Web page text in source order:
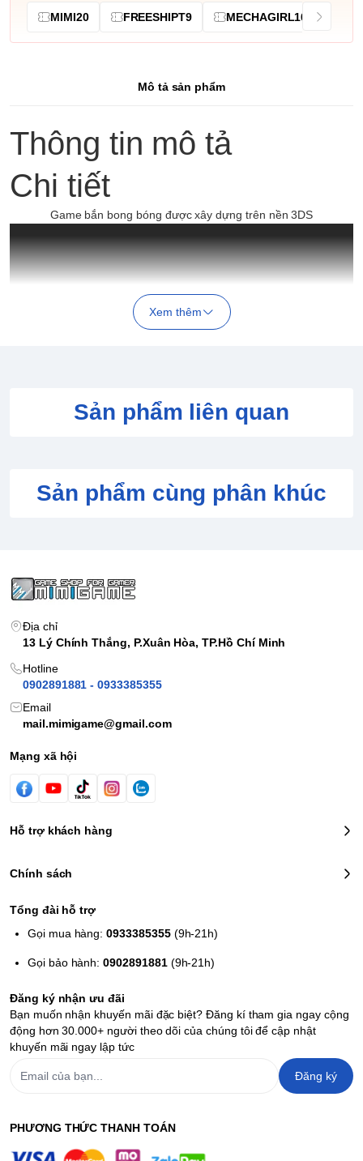
MIMI20 FREESHIPT9 MECHAGIRL10
Mô tả sản phẩm
Thông tin mô tả
Chi tiết
Game bắn bong bóng được xây dựng trên nền 3DS
Xem thêm
Sản phẩm liên quan
Sản phẩm cùng phân khúc
Địa chỉ
13 Lý Chính Thắng, P.Xuân Hòa, TP.Hồ Chí Minh
Hotline
0902891881 - 0933385355
Email
mail.mimigame@gmail.com
Mạng xã hội
Hỗ trợ khách hàng
Chính sách
Tổng đài hỗ trợ
Gọi mua hàng:0933385355(9h-21h)
Gọi bảo hành:0902891881(9h-21h)
Đăng ký nhận ưu đãi
Bạn muốn nhận khuyến mãi đặc biệt? Đăng kí tham gia ngay cộng
động hơn 30.000+ người theo dõi của chúng tôi để cập nhật
khuyến mãi ngay lập tức
Đăng ký
PHƯƠNG THỨC THANH TOÁN